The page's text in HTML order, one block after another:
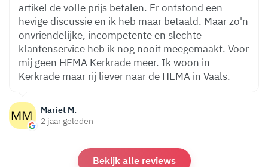
Mariet M.
2 jaar geleden
artikel de volle prijs betalen. Er ontstond een
hevige discussie en ik heb maar betaald. Maar zo'n
onvriendelijke, incompetente en slechte
klantenservice heb ik nog nooit meegemaakt. Voor
mij geen HEMA Kerkrade meer. Ik woon in
Kerkrade maar rij liever naar de HEMA in Vaals.
Bekijk alle reviews